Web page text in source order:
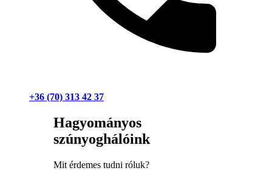
+36 (70) 313 42 37
Hagyományos
szúnyoghálóink
Mit érdemes tudni róluk?